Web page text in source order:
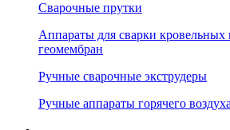
Сварочные прутки
Аппараты для сварки
геомембран
Ручные сварочные экструдеры
Ручные аппараты горячего